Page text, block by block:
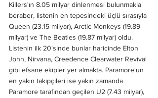
Killers'ın 8.05 milyar dinlenmesi bulunmakla
beraber, listenin en tepesindeki üçlü sırasıyla
Queen (23.15 milyar), Arctic Monkeys (19.89
milyar) ve The Beatles (19.87 milyar) oldu.
Listenin ilk 20'sinde bunlar haricinde Elton
John, Nirvana, Creedence Clearwater Revival
gibi efsane ekipler yer almakta. Paramore'un
en yakın takipçileri ise yakın zamanda
Paramore tarafından geçilen U2 (7.43 milyar),